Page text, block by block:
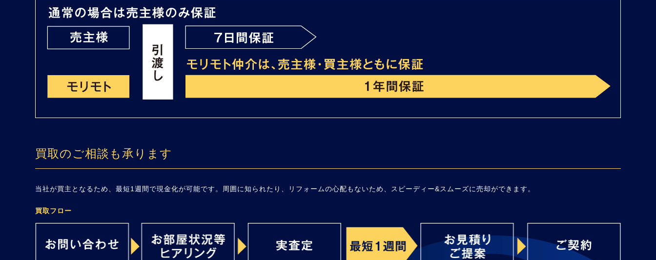
買取のご相談も承ります
当社が買主となるため、最短1週間で現金化が可能です。周囲に知られたり、リフォームの心配もないため、スピーディー&スムーズに売却ができます。
買取フロー